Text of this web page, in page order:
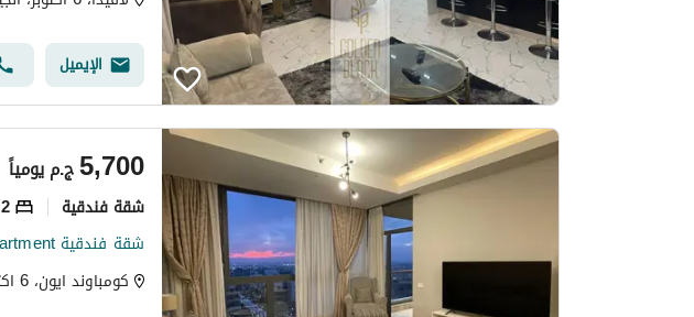
الإيميل
ج.م5,700 يومياً
شقة فندقية 2
كومباوند ايون، 6 اكتوبر، الجيزة